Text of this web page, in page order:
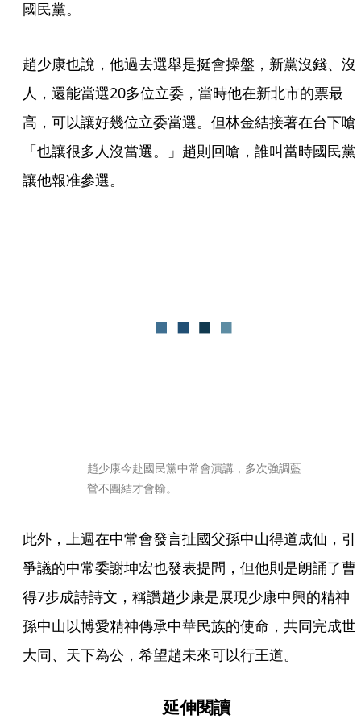
國民黨。
趙少康也說，他過去選舉是挺會操盤，新黨沒錢、沒
人，還能當選20多位立委，當時他在新北市的票最
高，可以讓好幾位立委當選。但林金結接著在台下嗆
「也讓很多人沒當選。」趙則回嗆，誰叫當時國民黨
讓他報准參選。
趙少康今赴國民黨中常會演講，多次強調藍
營不團結才會輸。
此外，上週在中常會發言扯國父孫中山得道成仙，引
爭議的中常委謝坤宏也發表提問，但他則是朗誦了曹
得7步成詩詩文，稱讚趙少康是展現少康中興的精神
孫中山以博愛精神傳承中華民族的使命，共同完成世
大同、天下為公，希望趙未來可以行王道。
延伸閱讀